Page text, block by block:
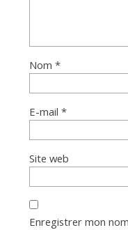
Nom *
E-mail *
Site web
Enregistrer mon